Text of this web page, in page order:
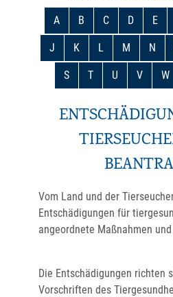
A B C D E
J K L M N
S T U V W
Vom Land und der
Entschädigungen für
angeordnete Maßnahmen
Die Entschädigungen richten
Vorschriften des